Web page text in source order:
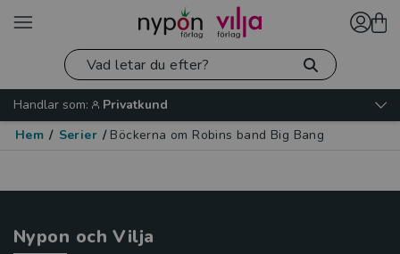
Handlar som:
Privatkund
Hem / Serier / Böckerna om Robins band Big Bang
Nypon och Vilja